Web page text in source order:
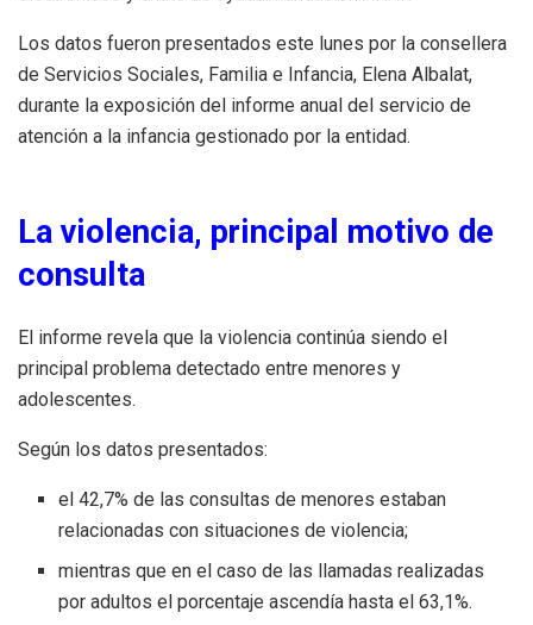
Los datos fueron presentados este lunes por la consellera
de Servicios Sociales, Familia e Infancia, Elena Albalat,
durante la exposición del informe anual del servicio de
atención a la infancia gestionado por la entidad.
La violencia, principal motivo de
consulta
El informe revela que la violencia continúa siendo el
principal problema detectado entre menores y
adolescentes.
Según los datos presentados:
el 42,7% de las consultas de menores estaban
relacionadas con situaciones de violencia;
mientras que en el caso de las llamadas realizadas
por adultos el porcentaje ascendía hasta el 63,1%.